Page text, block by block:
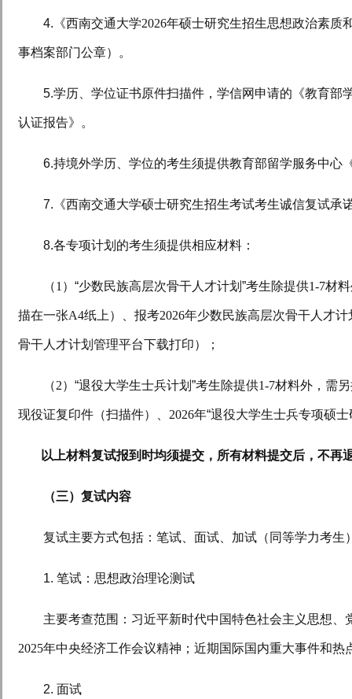
4. 《西南交通大学2026年硕士研究生招生思想政治素质
事档案部门公章）。
5.学历、学位证书原件扫描件，学信网申请的《教育部
认证报告》 。
6.持境外学历、学位的考生须提供教育部留学服务中心
7. 《西南交通大学硕士研究生招生考试考生诚信复试
8.各专项计划的考生须提供相应材料：
（1 ）“少数民族高层次骨干人才计划”考生除提供1-7材
描在一张A4纸上）、报考2026年少数民族高层次骨干人才
骨干人才计划管理平台下载打印）；
（2）“退役大学生士兵计划”考生除提供1-7材料外，需
现役证复印件（扫描件）、 2026年“退役大学生士兵专项硕
以上材料复试报到时均须提交，所有材料提交后，不再
（三）复试内容
复试主要方式包括：笔试、面试、加试（同等学力考生
1. 笔试 ：思想政治理论测试
主要考查范围： 习近平新时代中国特色社会主义思想、
2025年中央经济工作会议精神；近期国际国内重大事件和热
2. 面试